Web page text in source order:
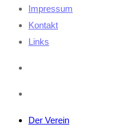
Impressum
Kontakt
Links
Der Verein